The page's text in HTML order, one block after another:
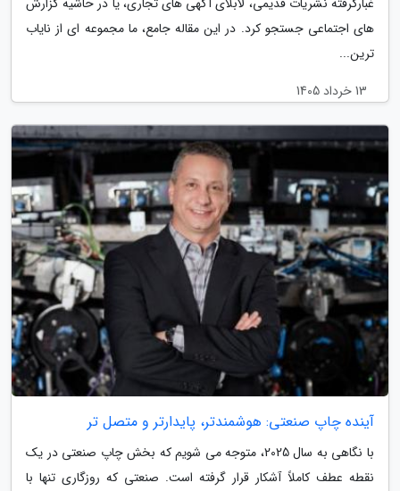
های اجتماعی جستجو کرد. در این مقاله جامع، ما مجموعه ای از نایاب
ترین...
13 خرداد 1405
آینده چاپ صنعتی: هوشمندتر، پایدارتر و متصل تر
با نگاهی به سال 2025، متوجه می شویم که بخش چاپ صنعتی در یک
نقطه عطف کاملاً آشکار قرار گرفته است. صنعتی که روزگاری تنها با